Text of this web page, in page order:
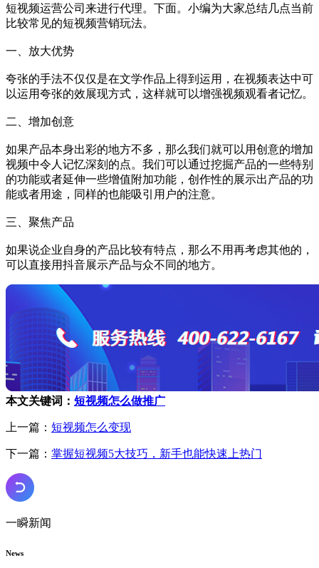
短视频运营公司来进行代理。下面。小编为大家总结几点当前
比较常见的短视频营销玩法。
一、放大优势
夸张的手法不仅仅是在文学作品上得到运用，在视频表达中可
以运用夸张的效展现方式，这样就可以增强视频观看者记忆。
二、增加创意
如果产品本身出彩的地方不多，那么我们就可以用创意的增加
视频中令人记忆深刻的点。我们可以通过挖掘产品的一些特别
的功能或者延伸一些增值附加功能，创作性的展示出产品的功
能或者用途，同样的也能吸引用户的注意。
三、聚焦产品
如果说企业自身的产品比较有特点，那么不用再考虑其他的，
可以直接用抖音展示产品与众不同的地方。
本文关键词： 短视频怎么做推广
上一篇： 短视频怎么变现
下一篇： 掌握短视频5大技巧，新手也能快速上热门
一瞬新闻
News